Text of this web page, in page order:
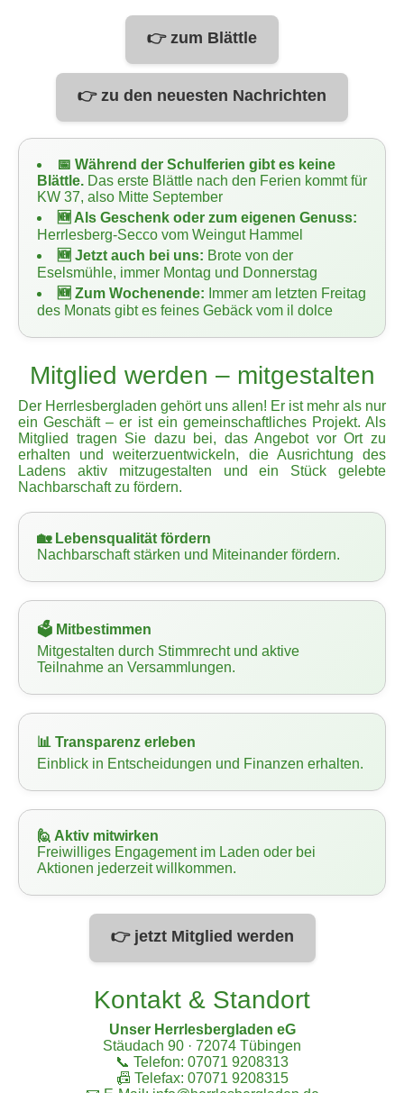
👉 zum Blättle
👉 zu den neuesten Nachrichten
📅 Während der Schulferien gibt es keine
Blättle. Das erste Blättle nach den Ferien kommt für
KW 37, also Mitte September
🆕 Als Geschenk oder zum eigenen Genuss:
Herrlesberg-Secco vom Weingut Hammel
🆕 Jetzt auch bei uns: Brote von der
Eselsmühle, immer Montag und Donnerstag
🆕 Zum Wochenende: Immer am letzten Freitag
des Monats gibt es feines Gebäck vom il dolce
Mitglied werden – mitgestalten
Der Herrlesbergladen gehört uns allen! Er ist mehr als nur
ein Geschäft – er ist ein gemeinschaftliches Projekt. Als
Mitglied tragen Sie dazu bei, das Angebot vor Ort zu
erhalten und weiterzuentwickeln, die Ausrichtung des
Ladens aktiv mitzugestalten und ein Stück gelebte
Nachbarschaft zu fördern.
🏡 Lebensqualität fördern
Nachbarschaft stärken und Miteinander fördern.
🗳️ Mitbestimmen
Mitgestalten durch Stimmrecht und aktive
Teilnahme an Versammlungen.
📊 Transparenz erleben
Einblick in Entscheidungen und Finanzen erhalten.
🙋 Aktiv mitwirken
Freiwilliges Engagement im Laden oder bei
Aktionen jederzeit willkommen.
👉 jetzt Mitglied werden
Kontakt & Standort
Unser Herrlesbergladen eG
Stäudach 90 · 72074 Tübingen
📞 Telefon: 07071 9208313
📠 Telefax: 07071 9208315